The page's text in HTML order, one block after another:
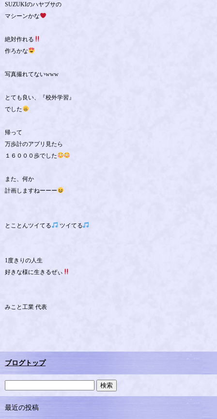
SUZUKIのハヤブサの
マシーンかな
絶対作れる
作ろかな
写真撮れてないwww
とても良い、『校外学習』
でした
帰って
万歩計のアプリ見たら
１６０００歩でした
また、何か
計画しますねーーー
とことんツイてる ツイてる
1度きりの人生
好きな様に生きるぜぃ
みこと工業 代表
ブログトップ
最近の投稿